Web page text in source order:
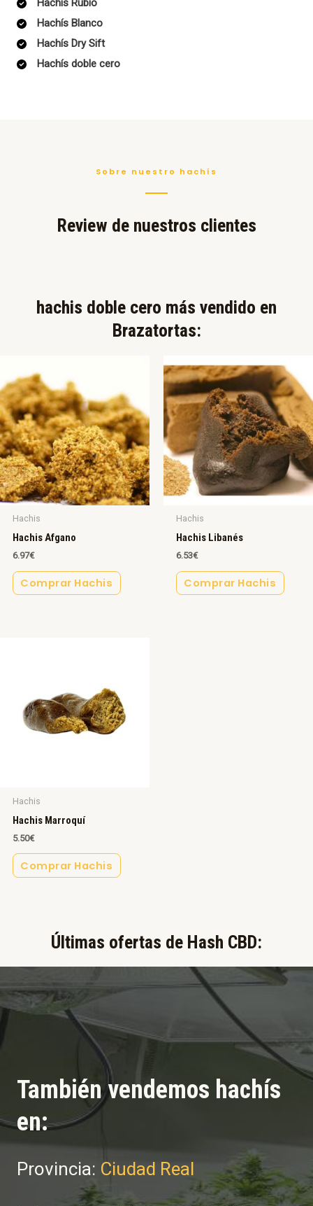
Hachís Rubio
Hachís Blanco
Hachís Dry Sift
Hachís doble cero
Sobre nuestro hachís
Review de nuestros clientes
hachis doble cero más vendido en
Brazatortas:​
Hachis
Hachis Afgano
6.97€
Comprar Hachis
Hachis
Hachis Libanés
6.53€
Comprar Hachis
Hachis
Hachis Marroquí
5.50€
Comprar Hachis
Últimas ofertas de Hash CBD:​
También vendemos hachís
en:
Provincia: Ciudad Real